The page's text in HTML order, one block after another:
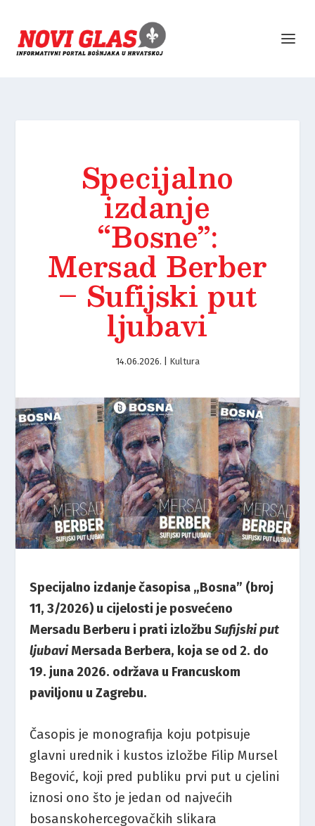
Specijalno
izdanje
“Bosne”:
Mersad Berber
– Sufijski put
ljubavi
14.06.2026. Kultura
Specijalno izdanje časopisa „Bosna” (broj
11, 3/2026) u cijelosti je posvećeno
Mersadu Berberu i prati izložbuSufijski put
ljubaviMersada Berbera, koja se od 2. do
19. juna 2026. održava u Francuskom
paviljonu u Zagrebu.
Časopis je monografija koju potpisuje
glavni urednik i kustos izložbe Filip Mursel
Begović, koji pred publiku prvi put u cjelini
iznosi ono što je jedan od najvećih
bosanskohercegovačkih slikara